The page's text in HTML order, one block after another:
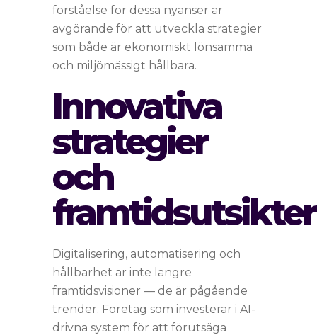
förståelse för dessa nyanser är
avgörande för att utveckla strategier
som både är ekonomiskt lönsamma
och miljömässigt hållbara.
Innovativa
strategier
och
framtidsutsikter
Digitalisering, automatisering och
hållbarhet är inte längre
framtidsvisioner — de är pågående
trender. Företag som investerar i AI-
drivna system för att förutsäga